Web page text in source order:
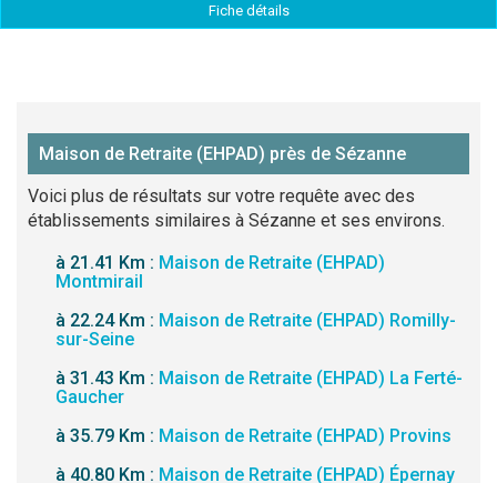
Fiche détails
Maison de Retraite (EHPAD) près de Sézanne
Voici plus de résultats sur votre requête avec des
établissements similaires à Sézanne et ses environs.
à 21.41 Km : Maison de Retraite (EHPAD)
Montmirail
à 22.24 Km : Maison de Retraite (EHPAD) Romilly-
sur-Seine
à 31.43 Km : Maison de Retraite (EHPAD) La Ferté-
Gaucher
à 35.79 Km : Maison de Retraite (EHPAD) Provins
à 40.80 Km : Maison de Retraite (EHPAD) Épernay